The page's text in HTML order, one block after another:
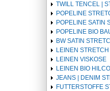
TWILL TENCEL |
POPELINE
POPELINE SATIN
POPELINE BIO
BW SATIN
LEINEN STRETCH
LEINEN VISKOSE
LEINEN BIO HILCO
JEANS | DENIM
FUTTERSTOFFE